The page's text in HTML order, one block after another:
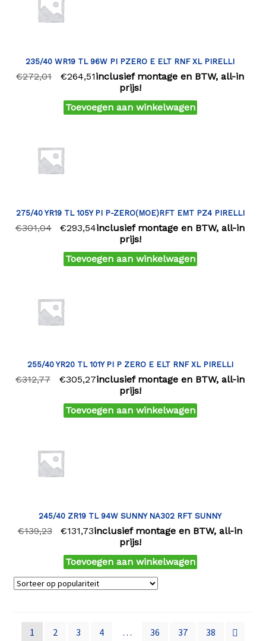
235/40 WR19 TL 96W PI PZERO E ELT RNF XL PIRELLI
€272,01 €264,51inclusief montage en BTW, all-in
prijs!
Toevoegen aan winkelwagen
275/40 YR19 TL 105Y PI P-ZERO(MOE)RFT EMT PZ4 PIRELLI
€301,04 €293,54inclusief montage en BTW, all-in
prijs!
Toevoegen aan winkelwagen
255/40 YR20 TL 101Y PI P ZERO E ELT RNF XL PIRELLI
€312,77 €305,27inclusief montage en BTW, all-in
prijs!
Toevoegen aan winkelwagen
245/40 ZR19 TL 94W SUNNY NA302 RFT SUNNY
€139,23 €131,73inclusief montage en BTW, all-in
prijs!
Toevoegen aan winkelwagen
1 2 3 4 … 36 37 38